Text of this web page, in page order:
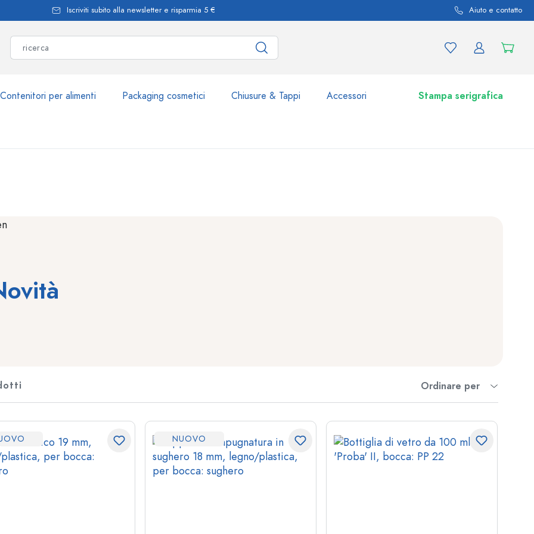
Iscriviti subito alla newsletter e risparmia 5 € Aiuto e contatto
Contenitori per alimenti Packaging cosmetici Chiusure & Tappi Accessori Stampa serigrafica
Bottiglie di vetro 500 ml
Bottiglie di vetro 700 ml
Bottiglie per liquori
Bottiglie per succhi di frutta
Flaconi per profumo
Bottiglie serigrafate e decorate
Bottiglie per gin
Bottiglie natalizie
San Valentino
Bottiglie per bomboniere
Ordinare per
NUOVO